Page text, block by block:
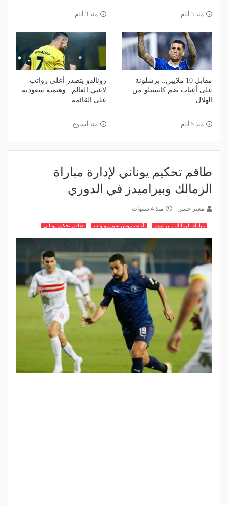
منذ 3 أيام منذ 3 أيام
مقابل 10 ملايين.. برشلونة
على أعتاب ضم كانسيلو من
الهلال
منذ 5 أيام
رونالدو يتصدر أعلى رواتب
لاعبي العالم.. وهيمنة سعودية
على القائمة
منذ أسبوع
طاقم تحكيم يوناني لإدارة مباراة
الزمالك وبيراميدز في الدوري
معتز حسن منذ 4 سنوات
مباراة الزمالك وبيراميدز أناستاتيوس سيديروبولس طاقم تحكيم يوناني